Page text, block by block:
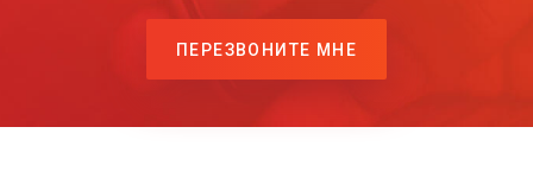
ПЕРЕЗВОНИТЕ МНЕ